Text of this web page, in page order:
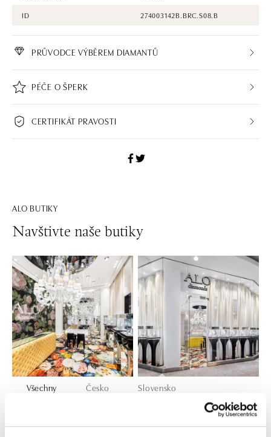
ID
274003142B.BRC.S08.B
PRŮVODCE VÝBĚREM DIAMANTŮ
PÉČE O ŠPERK
CERTIFIKÁT PRAVOSTI
ALO BUTIKY
Navštivte naše butiky
Všechny Česko Slovensko
ALO diamonds OC Forum Nová Karolina,